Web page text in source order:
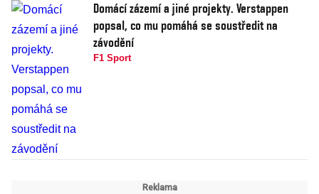
Domácí zázemí a jiné projekty. Verstappen
popsal, co mu pomáhá se soustředit na
závodění
F1 Sport